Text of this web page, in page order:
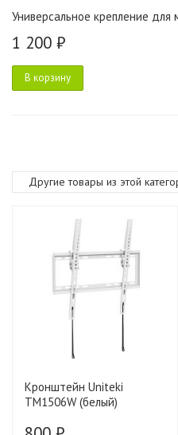
Универсальное крепление для
1 200 ₽
В корзину
Другие товары из этой
Кронштейн Uniteki
TM1506W (белый)